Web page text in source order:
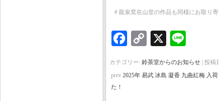
# 龍泉窯在山堂の作品も同様にお取り
Facebook
Copy
X
カテゴリー: 鈴茶堂からのお知らせ | 投稿
prev 2025年 易武 冰島 凝香 九曲紅梅 入
た！